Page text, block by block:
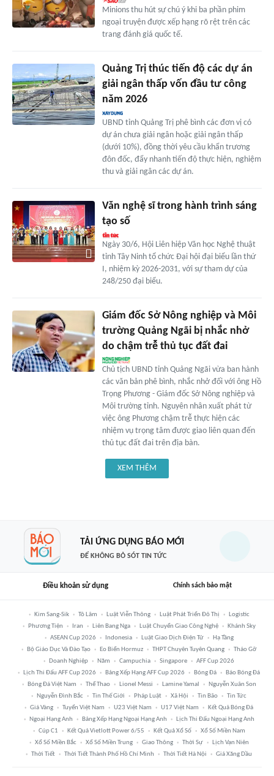
Minions thu hút sự chú ý khi ba phần phim
ngoại truyện được xếp hạng rõ rệt trên các
trang đánh giá quốc tế.
Quảng Trị thúc tiến độ các dự án
giải ngân thấp vốn đầu tư công
năm 2026
UBND tỉnh Quảng Trị phê bình các đơn vị có
dự án chưa giải ngân hoặc giải ngân thấp
(dưới 10%), đồng thời yêu cầu khẩn trương
đôn đốc, đẩy nhanh tiến độ thực hiện, nghiệm
thu và giải ngân các dự án.
Văn nghệ sĩ trong hành trình sáng
tạo số
Ngày 30/6, Hội Liên hiệp Văn học Nghệ thuật
tỉnh Tây Ninh tổ chức Đại hội đại biểu lần thứ
I, nhiệm kỳ 2026-2031, với sự tham dự của
248/250 đại biểu.
Giám đốc Sở Nông nghiệp và Môi
trường Quảng Ngãi bị nhắc nhở
do chậm trễ thủ tục đất đai
Chủ tịch UBND tỉnh Quảng Ngãi vừa ban hành
các văn bản phê bình, nhắc nhở đối với ông Hồ
Trọng Phương - Giám đốc Sở Nông nghiệp và
Môi trường tỉnh. Nguyên nhân xuất phát từ
việc ông Phương chậm trễ thực hiện các
nhiệm vụ trọng tâm được giao liên quan đến
thủ tục đất đai trên địa bàn.
XEM THÊM
TẢI ỨNG DỤNG BÁO MỚI
ĐỂ KHÔNG BỎ SÓT TIN TỨC
Điều khoản sử dụng Chính sách bảo mật
Kim Sang-Sik Tô Lâm Luật Viễn Thông Luật Phát Triển Đô Thị
Logistic
Phương Tiện
Iran Liên Bang Nga Luật Chuyển Giao Công Nghệ
Khánh Sky
ASEAN Cup 2026
Indonesia Luật Giao Dịch Điện Tử
Hạ Tầng
Bộ Giáo Dục Và Đào Tạo
Eo Biển Hormuz THPT Chuyên Tuyên Quang
Tháo Gỡ
Doanh Nghiệp
Năm Campuchia Singapore
AFF Cup 2026
Lịch Thi Đấu AFF Cup 2026
Bảng Xếp Hạng AFF Cup 2026 Bóng Đá
Báo Bóng Đá
Bóng Đá Việt Nam
Thể Thao Lionel Messi Lamine Yamal
Nguyễn Xuân Son
Nguyễn Đình Bắc
Tin Thế Giới Pháp Luật Xã Hội Tin Bão
Tin Tức
Giá Vàng
Tuyển Việt Nam U23 Việt Nam U17 Việt Nam
Kết Quả Bóng Đá
Ngoại Hạng Anh
Bảng Xếp Hạng Ngoại Hạng Anh
Lịch Thi Đấu Ngoại Hạng Anh
Cúp C1
Kết Quả Vietlott Power 6/55 Kết Quả Xổ Số
Xổ Số Miền Nam
Xổ Số Miền Bắc
Xổ Số Miền Trung Giao Thông Thời Sự
Lịch Vạn Niên
Thời Tiết
Thời Tiết Thành Phố Hồ Chí Minh Thời Tiết Hà Nội Giá Xăng Dầu